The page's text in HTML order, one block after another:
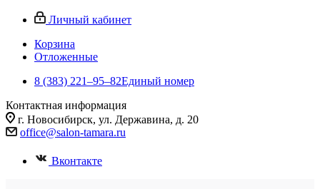
Личный кабинет
Корзина
Отложенные
8 (383) 221‒95‒82Единый номер
Контактная информация
г. Новосибирск, ул. Державина, д. 20
office@salon-tamara.ru
Вконтакте